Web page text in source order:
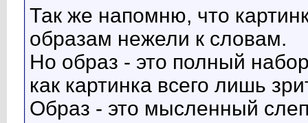
Так же напомню, что
образам нежели к словам.
Но образ - это полный
как картинка всего лишь
Образ - это мысленный